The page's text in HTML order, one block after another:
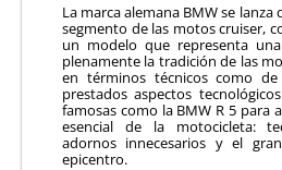
La marca alemana BMW se
segmento de las motos cruiser,
un modelo que representa
plenamente la tradición de las
en términos técnicos como
prestados aspectos
famosas como la BMW R 5 para
esencial de la motocicleta:
adornos innecesarios y el
epicentro.